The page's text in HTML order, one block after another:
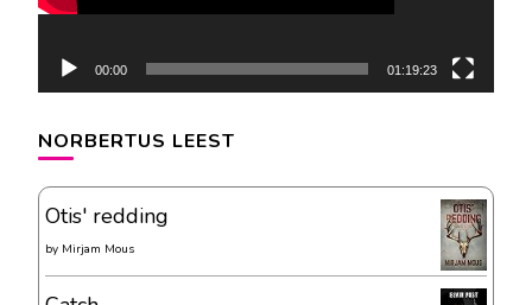
00:00 01:19:23
NORBERTUS LEEST
Otis' redding
by Mirjam Mous